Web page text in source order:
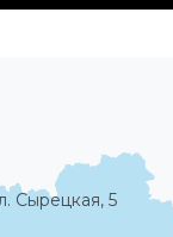
Сырецкая, 5